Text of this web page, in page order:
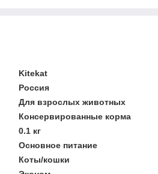
Kitekat
Россия
Для взрослых животных
Консервированные корма
0.1 кг
Основное питание
Коты/кошки